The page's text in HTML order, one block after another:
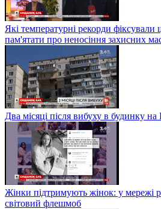
Які температурні рекорди фіксували
пам'ятати про неносіння захисних
Два місяці після вибуху в будинку
Жінки підтримують жінок: у мережі
світовий флешмоб